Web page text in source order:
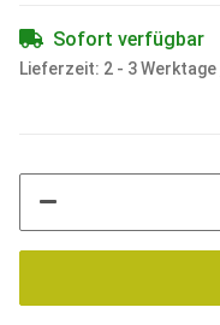
Sofort verfügbar
Lieferzeit: 2 - 3 Werktage